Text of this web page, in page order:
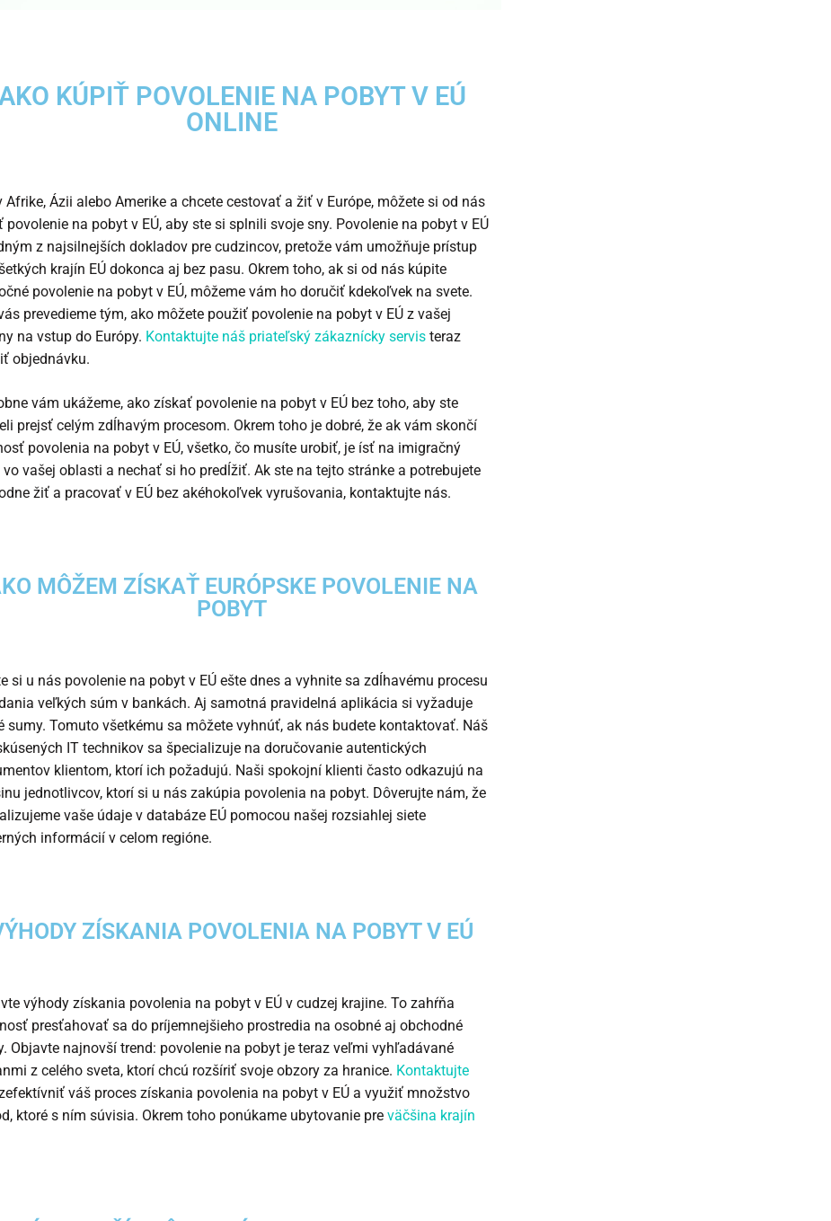
KÚPIŤ POVOLENIE NA POBYT V EÚ
ONLINE
Afrike, Ázii alebo Amerike a chcete cestovať a žiť v Európe, môžete si od nás
povolenie na pobyt v EÚ, aby ste si splnili svoje sny. Povolenie na pobyt v EÚ
z najsilnejších dokladov pre cudzincov, pretože vám umožňuje prístup
krajín EÚ dokonca aj bez pasu. Okrem toho, ak si od nás kúpite
povolenie na pobyt v EÚ, môžeme vám ho doručiť kdekoľvek na svete.
prevedieme tým, ako môžete použiť povolenie na pobyt v EÚ z vašej
na vstup do Európy. Kontaktujte náš priateľský zákaznícky servis teraz
objednávku.
vám ukážeme, ako získať povolenie na pobyt v EÚ bez toho, aby ste
prejsť celým zdĺhavým procesom. Okrem toho je dobré, že ak vám skončí
povolenia na pobyt v EÚ, všetko, čo musíte urobiť, je ísť na imigračný
vo vašej oblasti a nechať si ho predĺžiť. Ak ste na tejto stránke a potrebujete
žiť a pracovať v EÚ bez akéhokoľvek vyrušovania, kontaktujte nás.
MÔŽEM ZÍSKAŤ EURÓPSKE POVOLENIE NA
POBYT
si u nás povolenie na pobyt v EÚ ešte dnes a vyhnite sa zdĺhavému procesu
veľkých súm v bankách. Aj samotná pravidelná aplikácia si vyžaduje
sumy. Tomuto všetkému sa môžete vyhnúť, ak nás budete kontaktovať. Náš
IT technikov sa špecializuje na doručovanie autentických
klientom, ktorí ich požadujú. Naši spokojní klienti často odkazujú na
jednotlivcov, ktorí si u nás zakúpia povolenia na pobyt. Dôverujte nám, že
vaše údaje v databáze EÚ pomocou našej rozsiahlej siete
informácií v celom regióne.
ZÍSKANIA POVOLENIA NA POBYT V EÚ
výhody získania povolenia na pobyt v EÚ v cudzej krajine. To zahŕňa
presťahovať sa do príjemnejšieho prostredia na osobné aj obchodné
Objavte najnovší trend: povolenie na pobyt je teraz veľmi vyhľadávané
z celého sveta, ktorí chcú rozšíriť svoje obzory za hranice. Kontaktujte
váš proces získania povolenia na pobyt v EÚ a využiť množstvo
ktoré s ním súvisia. Okrem toho ponúkame ubytovanie pre väčšina krajín